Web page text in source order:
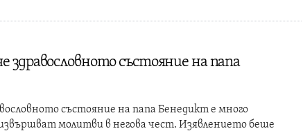
здравословното състояние на папа
състояние на папа Бенедикт е много
молитви в негова чест. Изявлението беше